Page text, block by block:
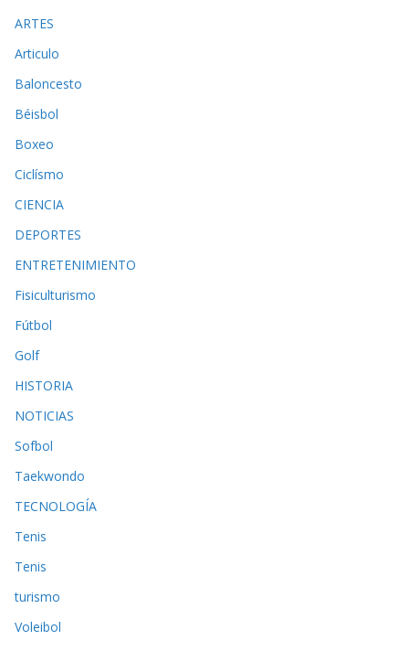
ARTES
Articulo
Baloncesto
Béisbol
Boxeo
Ciclísmo
CIENCIA
DEPORTES
ENTRETENIMIENTO
Fisiculturismo
Fútbol
Golf
HISTORIA
NOTICIAS
Sofbol
Taekwondo
TECNOLOGÍA
Tenis
Tenis
turismo
Voleibol